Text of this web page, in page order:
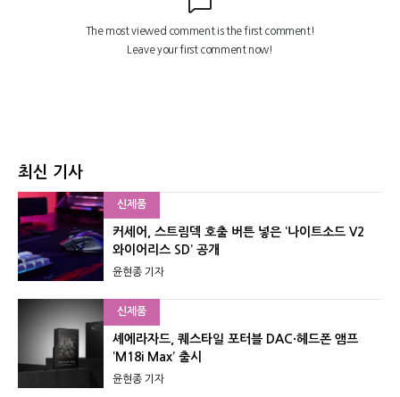
최신 기사
신제품
커세어, 스트림덱 호출 버튼 넣은 ‘나이트소드 V2
와이어리스 SD’ 공개
윤현종 기자
신제품
셰에라자드, 퀘스타일 포터블 DAC·헤드폰 앰프
‘M18i Max’ 출시
윤현종 기자